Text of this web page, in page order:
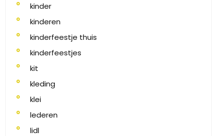
kinder
kinderen
kinderfeestje thuis
kinderfeestjes
kit
kleding
klei
lederen
lidl